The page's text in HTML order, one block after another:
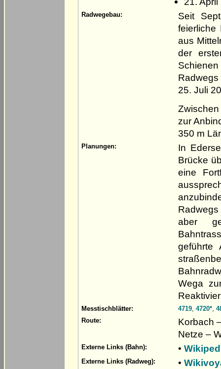
Radwegebau:
Seit
feierliche
aus
der
25. Juli
zur
350 m
Planungen:
In
Brücke
eine
aber
geführte
Wega
Messtischblätter: 4719, 4720*,
Route:
Korbach
Netze –
Externe Links (Bahn): •
Externe Links (Radweg): •